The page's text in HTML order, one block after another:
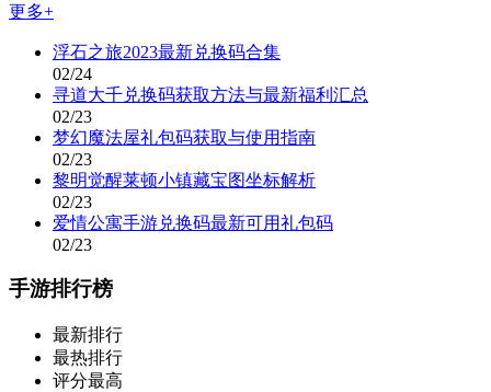
更多+
浮石之旅2023最新兑换码合集
02/24
寻道大千兑换码获取方法与最新福利汇总
02/23
梦幻魔法屋礼包码获取与使用指南
02/23
黎明觉醒莱顿小镇藏宝图坐标解析
02/23
爱情公寓手游兑换码最新可用礼包码
02/23
手游排行榜
最新排行
最热排行
评分最高